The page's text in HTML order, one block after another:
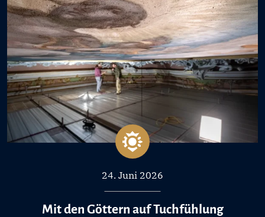
24. Juni 2026
Mit den Göttern auf Tuchfühlung